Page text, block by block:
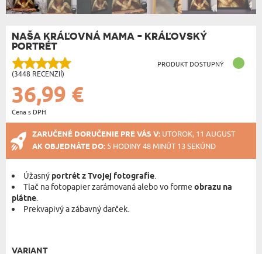
NAŠA KRÁĽOVNÁ MAMA - KRÁĽOVSKÝ
PORTRÉT
(3448 RECENZIÍ)
PRODUKT DOSTUPNÝ
36,99 €
Cena s DPH
ZARUČENÉ DORUČENIE PRE VÁS V: UTOROK, 11 AUGUST
AK OBJEDNÁTE DO: 5 HODINY 48 MINÚT 13 SEKÚND
Úžasný portrét z Tvojej fotografie.
Tlač na fotopapier zarámovaná alebo vo formeobrazu na
plátne.
Prekvapivý a zábavný darček.
VARIANT